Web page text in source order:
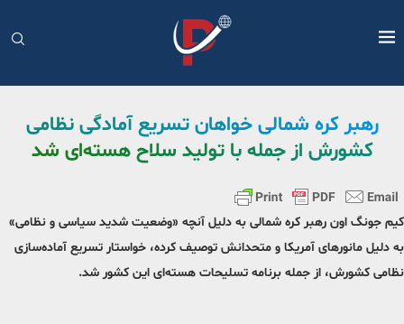
رهبر کره شمالی خواهان تسریع آمادگی نظامی
کشورش از جمله با تولید سلاح هسته‌ای شد
کیم جونگ اون رهبر کره شمالی به دلیل آنچه «وضعیت شدید سیاسی و نظامی»
به دلیل مانورهای آمریکا و متحدانش توصیف کرده، خواستار تسریع آماده‌سازی
نظامی کشورش، از جمله برنامه تسلیحات هسته‌ای این کشور شد.